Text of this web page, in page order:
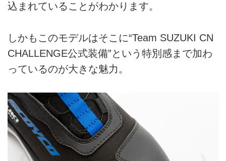
込まれていることがわかります。
しかもこのモデルはそこに“Team SUZUKI CN
CHALLENGE公式装備”という特別感まで加わ
っているのが大きな魅力。